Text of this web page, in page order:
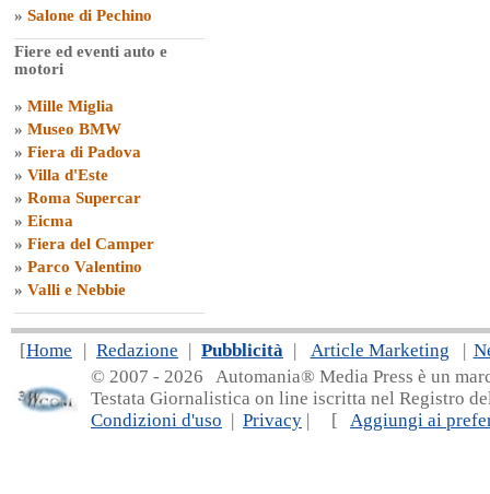
» Salone di Pechino
Fiere ed eventi auto e
motori
» Mille Miglia
» Museo BMW
» Fiera di Padova
» Villa d'Este
» Roma Supercar
» Eicma
» Fiera del Camper
» Parco Valentino
» Valli e Nebbie
[Home | Redazione | Pubblicità | Article Marketing |
© 2007 - 2026 Automania® Media Press è un
Testata Giornalistica on line iscritta nel Registro
Condizioni d'uso | Privacy | [ Aggiungi ai